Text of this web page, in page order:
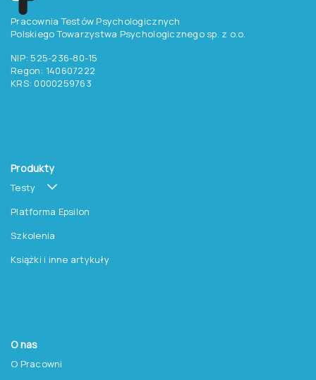
Pracownia Testów Psychologicznych
Polskiego Towarzystwa Psychologicznego sp. z o.o.
NIP: 525-236-80-15
Regon: 140607222
KRS: 0000259763
Produkty
Testy
Platforma Epsilon
Szkolenia
Książki i inne artykuły
O nas
O Pracowni